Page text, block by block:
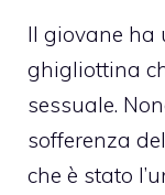
Il giovane ha
ghigliottina
sessuale.
sofferenza
che è stato